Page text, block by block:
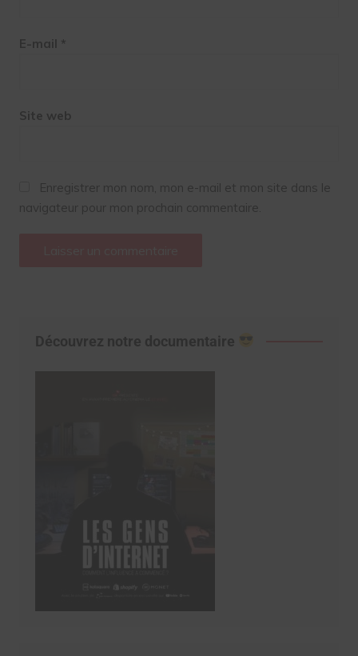
E-mail *
Site web
Enregistrer mon nom, mon e-mail et mon site dans le
navigateur pour mon prochain commentaire.
Découvrez notre documentaire